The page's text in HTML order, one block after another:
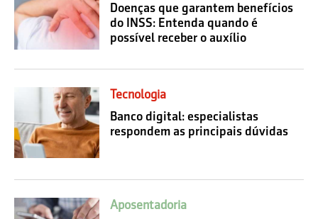
Doenças que garantem benefícios
do INSS: Entenda quando é
possível receber o auxílio
Tecnologia
Banco digital: especialistas
respondem as principais dúvidas
Aposentadoria